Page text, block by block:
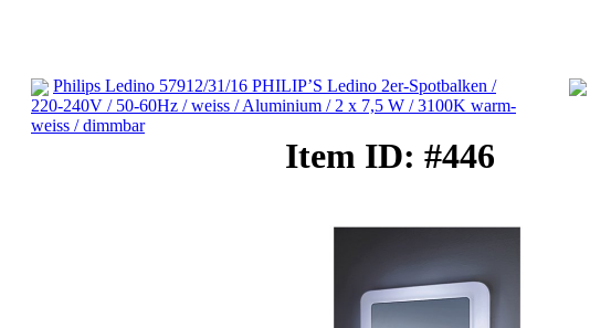
Philips Ledino 57912/31/16 PHILIP’S Ledino 2er-Spotbalken /
220-240V / 50-60Hz / weiss / Aluminium / 2 x 7,5 W / 3100K warm-
weiss / dimmbar
Item ID: #446